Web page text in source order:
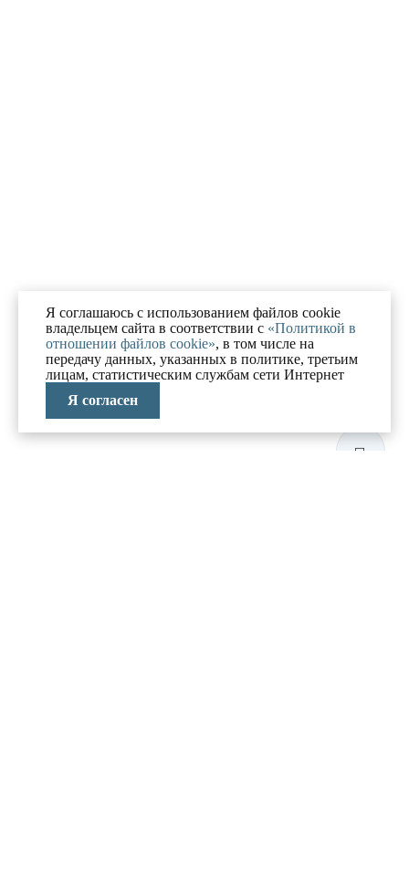
Я соглашаюсь с использованием файлов cookie
владельцем сайта в соответствии с «Политикой в
отношении файлов cookie», в том числе на
передачу данных, указанных в политике, третьим
лицам, статистическим службам сети Интернет
Я согласен